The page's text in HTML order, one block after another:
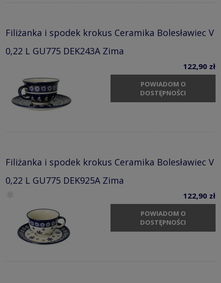
Filiżanka i spodek krokus Ceramika Bolesławiec V
0,22 L GU775 DEK243A Zima
122,90 zł
POWIADOM O
DOSTĘPNOŚCI
Filiżanka i spodek krokus Ceramika Bolesławiec V
0,22 L GU775 DEK925A Zima
122,90 zł
POWIADOM O
DOSTĘPNOŚCI